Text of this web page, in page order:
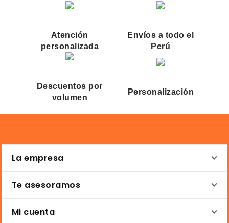
Atención
personalizada
Envíos a todo el
Perú
Descuentos por
volumen
Personalización
La empresa
Te asesoramos
Mi cuenta